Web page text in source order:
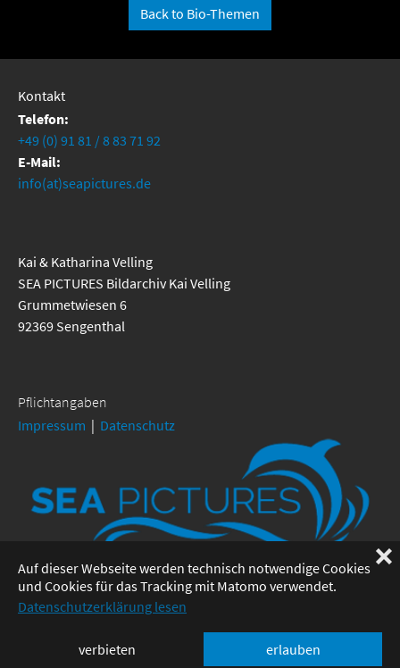
Auf dieser Webseite werden technisch notwendige Cookies
und Cookies für das Tracking mit Matomo verwendet.
Datenschutzerklärung lesen
verbieten erlauben
❌
Back to Bio-Themen
Kontakt
Telefon:
+49 (0) 91 81 / 8 83 71 92
E-Mail:
info(at)seapictures.de
Kai & Katharina Velling
SEA PICTURES Bildarchiv Kai Velling
Grummetwiesen 6
92369 Sengenthal
Pflichtangaben
Impressum | Datenschutz
© SEA PICTURES Kai Velling - Umsetzung:www.solemedia.de